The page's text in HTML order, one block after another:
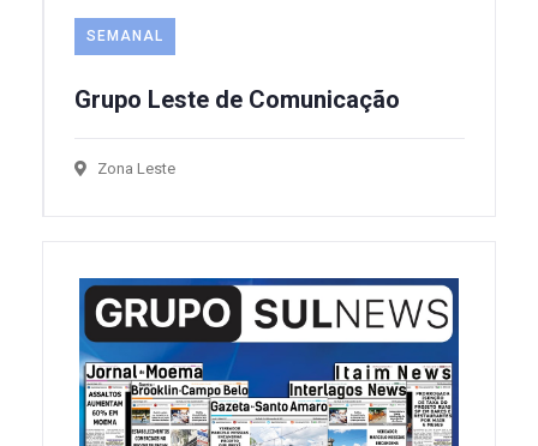
SEMANAL
Grupo Leste de Comunicação
Zona Leste